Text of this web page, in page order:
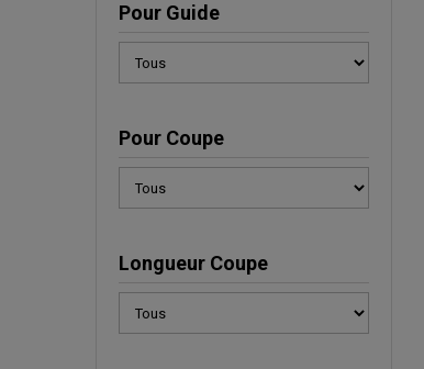
Pour Guide
Pour Coupe
Longueur Coupe